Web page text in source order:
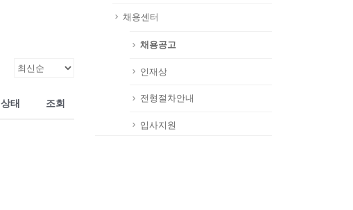
상태 조회
채용센터
채용공고
인재상
전형절차안내
입사지원